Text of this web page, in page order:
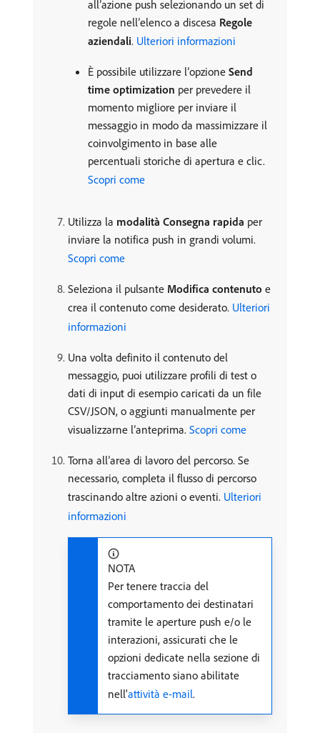
all’azione push selezionando un set di
regole nell’elenco a discesa Regole
aziendali. Ulteriori informazioni
È possibile utilizzare l’opzione Send
time optimization per prevedere il
momento migliore per inviare il
messaggio in modo da massimizzare il
coinvolgimento in base alle
percentuali storiche di apertura e clic.
Scopri come
Utilizza la modalità Consegna rapida per
inviare la notifica push in grandi volumi.
Scopri come
Seleziona il pulsante Modifica contenuto e
crea il contenuto come desiderato. Ulteriori
informazioni
Una volta definito il contenuto del
messaggio, puoi utilizzare profili di test o
dati di input di esempio caricati da un file
CSV/JSON, o aggiunti manualmente per
visualizzarne l’anteprima. Scopri come
Torna all’area di lavoro del percorso. Se
necessario, completa il flusso di percorso
trascinando altre azioni o eventi. Ulteriori
informazioni
NOTA
Per tenere traccia del
comportamento dei destinatari
tramite le aperture push e/o le
interazioni, assicurati che le
opzioni dedicate nella sezione di
tracciamento siano abilitate
nell'attività e-mail.